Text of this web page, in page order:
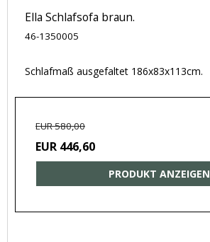
Ella Schlafsofa braun.
46-1350005
Schlafmaß ausgefaltet 186x83x113cm.
EUR 580,00
EUR 446,60
PRODUKT ANZEIGEN